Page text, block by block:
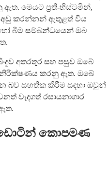
මෙයට ප්‍රති-හිස්ටමින්,
කරන්නන් ඇතුළත් විය
හෝ බීම සම්බන්ධයෙන් ඔබ
අතරතුර සහ පසුව ඔබේ
කරනු ඇත. ඔබේ
බව සහතික කිරීම සඳහා ඔවුන්
වැදගත් රසායනාගාර
කොපමණ